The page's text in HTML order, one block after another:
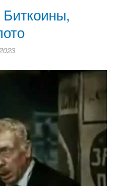
Биткоины,